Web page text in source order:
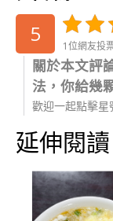
5 1位網友投
關於本文評
法，你給幾
歡迎一起點擊星
延伸閱讀